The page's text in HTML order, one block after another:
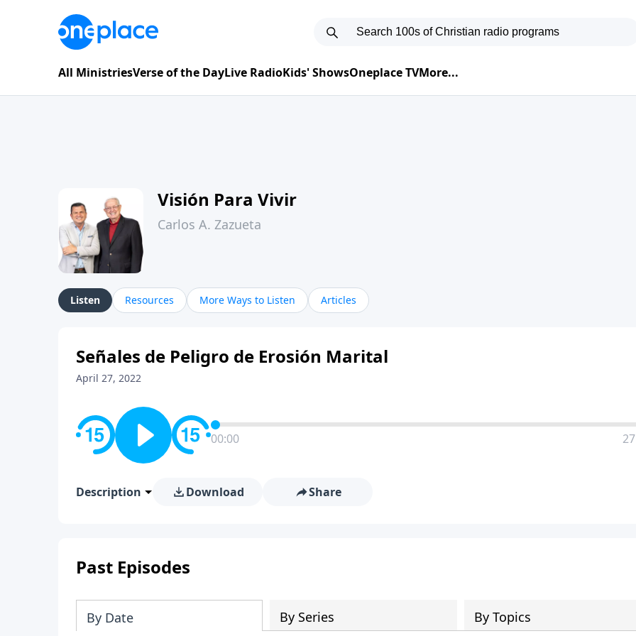
All MinistriesVerse of the DayLive RadioKids' ShowsOneplace TVMore...
Visión Para Vivir
Carlos A. Zazueta
Listen Resources More Ways to Listen Articles
Señales de Peligro de Erosión Marital
April 27, 2022
00:00
Description Download Share
Past Episodes
By Date By Series By Topics